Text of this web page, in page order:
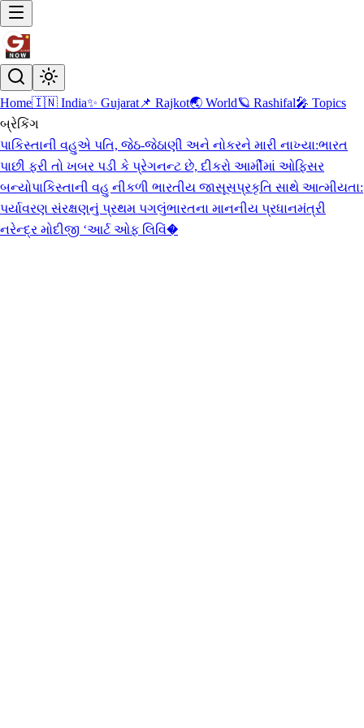
Home🇮🇳 India✨ Gujarat 📌 Rajkot🌏 World🪐 Rashifal🎤 Topics
બ્રેકિંગ
પાકિસ્તાની વહુએ પતિ, જેઠ-જેઠાણી અને નોકરને મારી નાખ્યા:ભારત
પાછી ફરી તો ખબર પડી કે પ્રેગનન્ટ છે, દીકરો આર્મીમાં ઓફિસર
બન્યોપાકિસ્તાની વહુ નીકળી ભારતીય જાસૂસપ્રકૃતિ સાથે આત્મીયતા:
પર્યાવરણ સંરક્ષણનું પ્રથમ પગલુંભારતના માનનીય પ્રધાનમંત્રી
નરેન્દ્ર મોદીજી ‘આર્ટ ઓફ લિવિં�